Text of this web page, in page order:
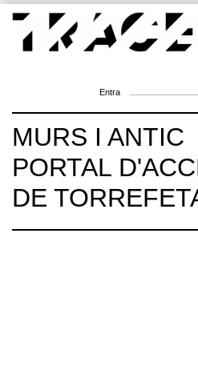
Skip
content
Entra
MURS I ANTIC
PORTAL
DE